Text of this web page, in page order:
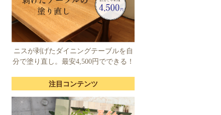
ニスが剥げたダイニングテーブルを自
分で塗り直し。最安4,500円でできる！
注目コンテンツ